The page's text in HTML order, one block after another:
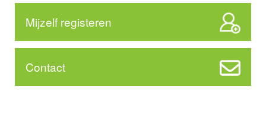
Mijzelf registeren
Contact